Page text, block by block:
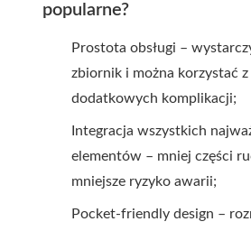
popularne?
Prostota obsługi –
zbiornik i można korzystać z
dodatkowych komplikacji;
Integracja wszystkich
elementów – mniej części
mniejsze ryzyko awarii;
Pocket-friendly design –